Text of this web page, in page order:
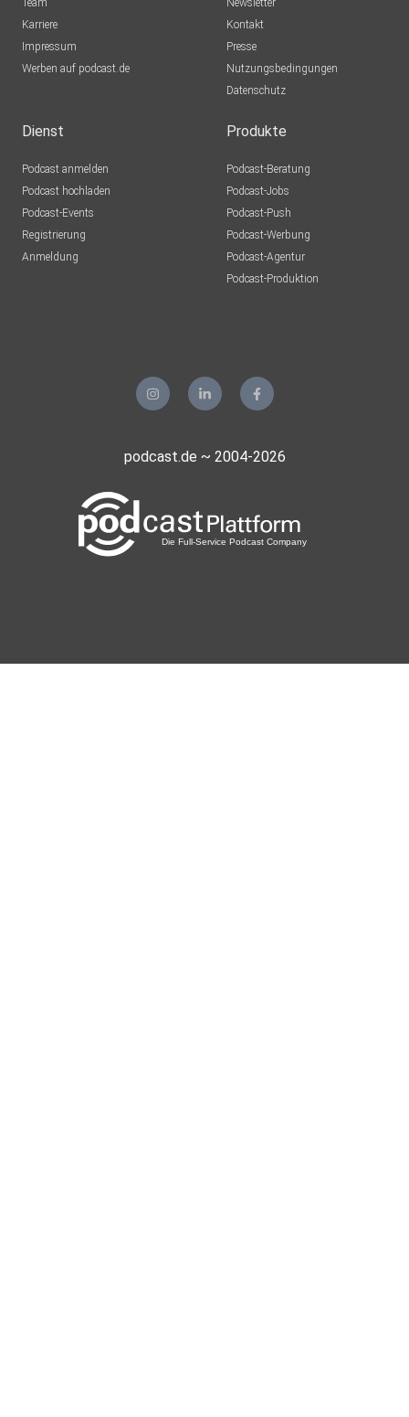
Team
Karriere
Impressum
Werben auf podcast.de
Newsletter
Kontakt
Presse
Nutzungsbedingungen
Datenschutz
Dienst
Podcast anmelden
Podcast hochladen
Podcast-Events
Registrierung
Anmeldung
Produkte
Podcast-Beratung
Podcast-Jobs
Podcast-Push
Podcast-Werbung
Podcast-Agentur
Podcast-Produktion
podcast.de ~ 2004-2026